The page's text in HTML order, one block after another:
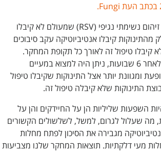
המחקר כלל תינוקות עם זיהום נשימתי נגיפי (RSV) שמעולם לא קיבלו
מהתינוקות קיבלו אנטיביוטיקה עקב סיבוכים
קיבלו טיפול זה לאורך כל תקופת המחקר.
תוצאות המחקר הראו כי לאחר 6 שבועות, ניתן היה למצוא במעיים
ומגוונת יותר אצל התינוקות שקיבלו טיפול
התינוקות שלא קיבלה טיפול זה.
השפעות שליליות הן על החיידקים והן על
מה שעלול לגרום, למשל, לשלשולים הקשורים
מגבירה את הסיכון לפתח מחלות
מעי דלקתיות. תוצאות המחקר שלנו מצביעות